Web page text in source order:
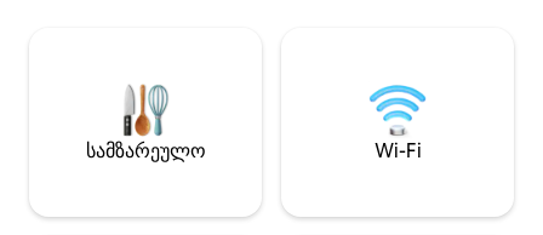
სამზარეულო Wi-Fi